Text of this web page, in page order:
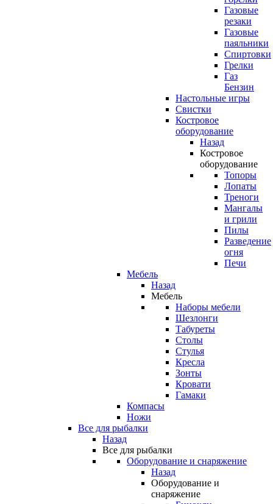
Газовые
резаки
Газовые
паяльники
Спиртовки
Грелки
Газ
Бензин
Настольные игры
Свистки
Костровое
оборудование
Назад
Костровое
оборудование
Топоры
Лопаты
Треноги
Мангалы
и грили
Пилы
Разведение
огня
Печи
Мебель
Назад
Мебель
Наборы мебели
Шезлонги
Табуреты
Столы
Стулья
Кресла
Зонты
Кровати
Гамаки
Компасы
Ножи
Все для рыбалки
Назад
Все для рыбалки
Оборудование и снаряжение
Назад
Оборудование и
снаряжение